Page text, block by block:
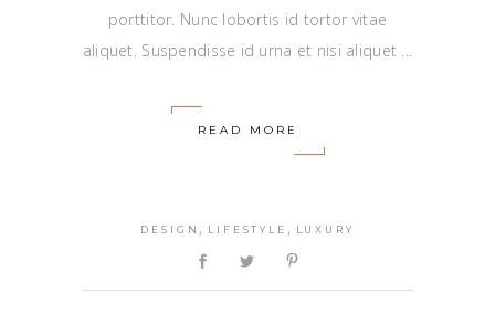
porttitor. Nunc lobortis id tortor vitae
aliquet. Suspendisse id urna et nisi aliquet
READ MORE
DESIGN , LIFESTYLE , LUXURY